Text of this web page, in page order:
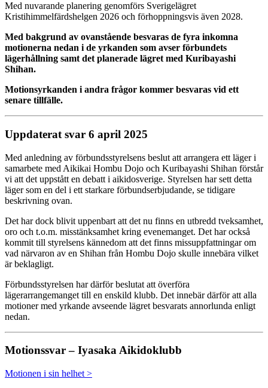
Med nuvarande planering genomförs Sverigelägret
Kristihimmelfärdshelgen 2026 och förhoppningsvis även 2028.
Med bakgrund av ovanstående besvaras de fyra inkomna
motionerna nedan i de yrkanden som avser förbundets
lägerhållning samt det planerade lägret med Kuribayashi
Shihan.
Motionsyrkanden i andra frågor kommer besvaras vid ett
senare tillfälle.
Uppdaterat svar 6 april 2025
Med anledning av förbundsstyrelsens beslut att arrangera ett läger i
samarbete med Aikikai Hombu Dojo och Kuribayashi Shihan förstår
vi att det uppstått en debatt i aikidosverige. Styrelsen har sett detta
läger som en del i ett starkare förbundserbjudande, se tidigare
beskrivning ovan.
Det har dock blivit uppenbart att det nu finns en utbredd tveksamhet,
oro och t.o.m. misstänksamhet kring evenemanget. Det har också
kommit till styrelsens kännedom att det finns missuppfattningar om
vad närvaron av en Shihan från Hombu Dojo skulle innebära vilket
är beklagligt.
Förbundsstyrelsen har därför beslutat att överföra
lägerarrangemanget till en enskild klubb. Det innebär därför att alla
motioner med yrkande avseende lägret besvarats annorlunda enligt
nedan.
Motionssvar – Iyasaka Aikidoklubb
Motionen i sin helhet >